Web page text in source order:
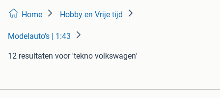
Home Hobby en Vrije tijd
Modelauto's | 1:43
12 resultaten voor 'tekno volkswagen'